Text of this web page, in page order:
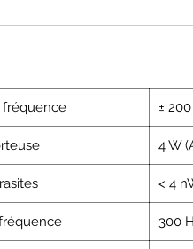
fréquence ±
4 W
< 4
300